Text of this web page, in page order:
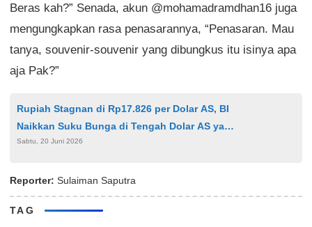
Beras kah?” Senada, akun @mohamadramdhan16 juga
mengungkapkan rasa penasarannya, “Penasaran. Mau
tanya, souvenir-souvenir yang dibungkus itu isinya apa
aja Pak?”
Rupiah Stagnan di Rp17.826 per Dolar AS, BI
Naikkan Suku Bunga di Tengah Dolar AS yang
Perkasa
Sabtu, 20 Juni 2026
Reporter: Sulaiman Saputra
TAG